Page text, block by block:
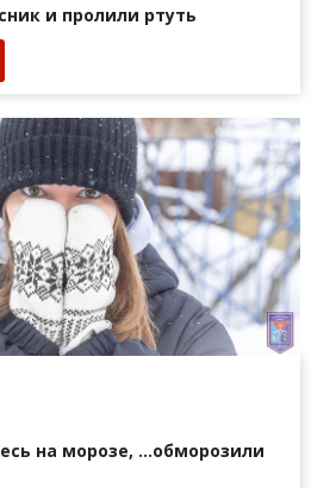
и пролили ртуть
на морозе, ...обморозили